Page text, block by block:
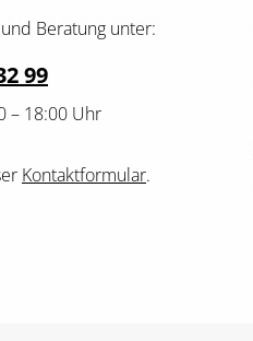
Beratung unter:
99
– 18:00 Uhr
Kontaktformular.